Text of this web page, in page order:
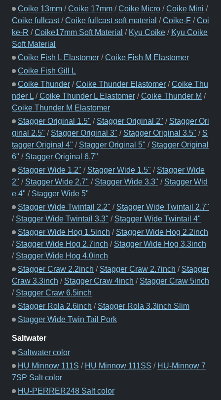
Coike 13mm /Coike 17mm /Coike Micro /Coike Mini /
Coike fullcast/Coike fullcast soft material /Coike-F /Coi
ke-R /Coike17mm Soft Material / Kyu Coike / Kyu Coike
Soft Material
Coike Fish L Elastomer /Coike Fish M Elastomer
Coike Fish Gill L
Coike Thunder /Coike Thunder Elastomer /Coike Thu
nder L /Coike Thunder L Elastomer /Coike Thunder M /
Coike Thunder M Elastomer
Stagger Original 1.5" / Stagger Original 2" / Stagger Ori
ginal 2.5" / Stagger Original 3" / Stagger Original 3.5" / S
tagger Original 4" / Stagger Original 5" / Stagger Original
6" / Stagger Original 6.7"
Stagger Wide 1.2" / Stagger Wide 1.5" / Stagger Wide
2" / Stagger Wide 2.7" / Stagger Wide 3.3" / Stagger Wid
e 4" / Stagger Wide 5"
Stagger Wide Twintail 2.2" / Stagger Wide Twintail 2.7"
/ Stagger Wide Twintail 3.3" / Stagger Wide Twintail 4"
Stagger Wide Hog 1.5inch / Stagger Wide Hog 2.2inch
/ Stagger Wide Hog 2.7inch / Stagger Wide Hog 3.3inch
/ Stagger Wide Hog 4.0inch
Stagger Craw 2.2inch / Stagger Craw 2.7inch / Stagger
Craw 3.3inch / Stagger Craw 4inch / Stagger Craw 5inch
/ Stagger Craw 6.5inch
Stagger Rola 2.6inch / Stagger Rola 3.3inch Slim
Stagger Wide Twin Tail Pork
Saltwater
Saltwater color
HU Minnow 111S / HU Minnow 111SS / HU-Minnow 7
7SP Salt color
HU-PERRER248 Salt color